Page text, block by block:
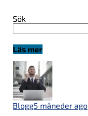
Sök
Läs mer
Blogg5 måneder ago